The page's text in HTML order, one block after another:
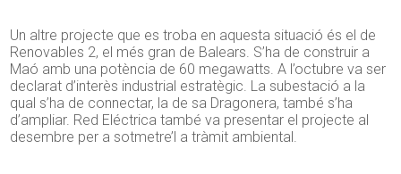
Un altre projecte que es troba en aquesta situació és el de
Renovables 2, el més gran de Balears. S’ha de construir a
Maó amb una potència de 60 megawatts. A l’octubre va ser
declarat d’interès industrial estratègic. La subestació a la
qual s’ha de connectar, la de sa Dragonera, també s’ha
d’ampliar. Red Eléctrica també va presentar el projecte al
desembre per a sotmetre’l a tràmit ambiental.